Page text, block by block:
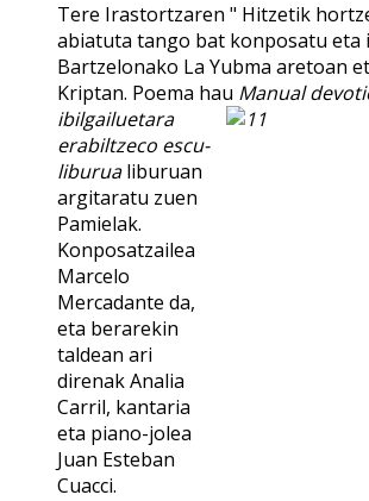
Tere Irastortzaren " Hitzetik
abiatuta tango bat konposatu
Bartzelonako La Yubma aretoan
Kriptan. Poema hau Manual
ibilgailuetara
erabiltzeco escu-
liburualiburuan
argitaratu zuen
Pamielak.
Konposatzailea
Marcelo
Mercadante da,
eta berarekin
taldean ari
direnak Analia
Carril, kantaria
eta piano-jolea
Juan Esteban
Cuacci.